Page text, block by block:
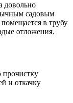
довольно
садовым
в трубу
отложения.
прочистку
и откачку